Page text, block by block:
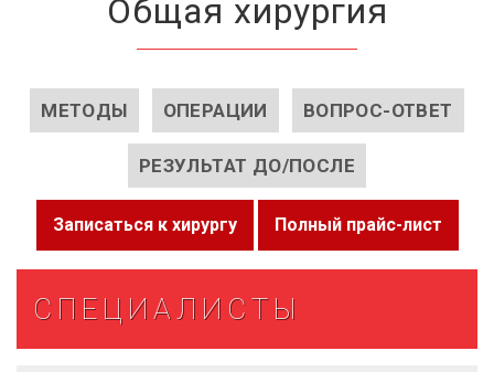
Общая хирургия
МЕТОДЫ ОПЕРАЦИИ ВОПРОС-ОТВЕТ
РЕЗУЛЬТАТ ДО/ПОСЛЕ
Записаться к хирургу Полный прайс-лист
СПЕЦИАЛИСТЫ